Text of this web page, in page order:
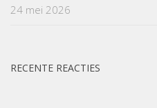
24 mei 2026
RECENTE REACTIES